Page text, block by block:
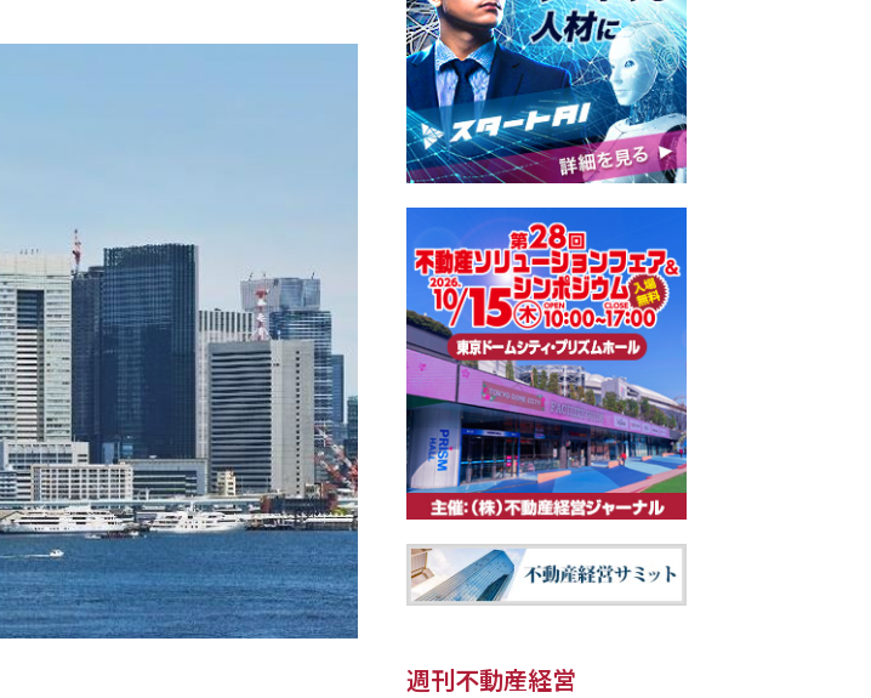
週刊不動産経営